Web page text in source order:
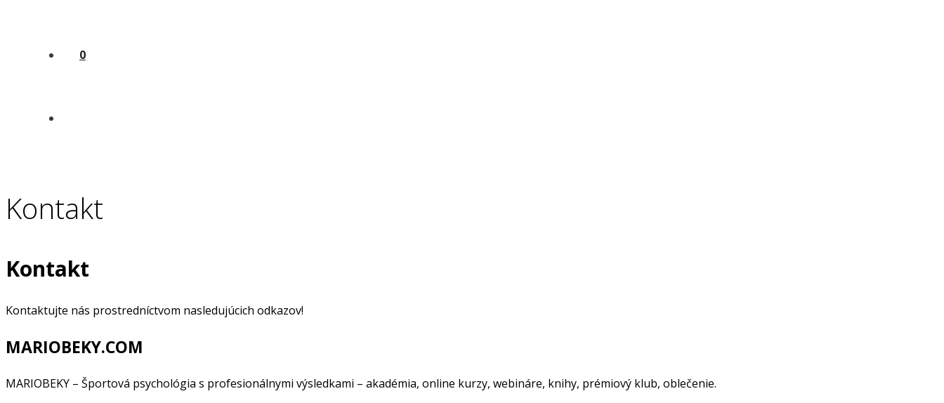
0
Kontakt
Kontakt
Kontaktujte nás prostredníctvom nasledujúcich odkazov!
MARIOBEKY.COM
MARIOBEKY – Športová psychológia s profesionálnymi výsledkami – akadémia, online kurzy, webináre, knihy, prémiový klub, oblečenie.